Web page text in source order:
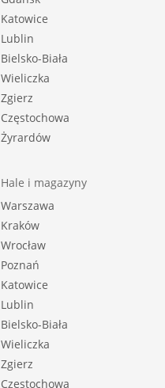
Katowice
Lublin
Bielsko-Biała
Wieliczka
Zgierz
Częstochowa
Żyrardów
Hale i magazyny
Warszawa
Kraków
Wrocław
Poznań
Katowice
Lublin
Bielsko-Biała
Wieliczka
Zgierz
Częstochowa